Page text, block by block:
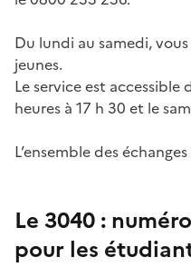
Du lundi au samedi,
jeunes.
Le service est
heures à 17 h 30 et le
L’ensemble des
Le 3040 :
pour les